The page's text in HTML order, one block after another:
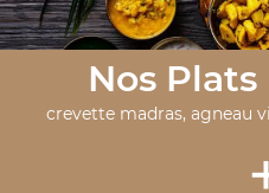
Nos
crevette madras, agneau